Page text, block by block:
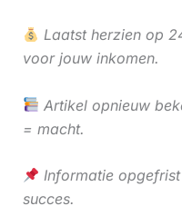
Laatst herzien op
voor jouw inkomen.
Artikel opnieuw
= macht.
Informatie
succes.